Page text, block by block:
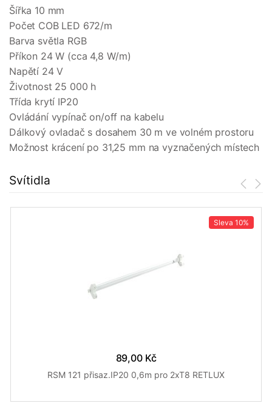
Šířka 10 mm
Počet COB LED 672/m
Barva světla RGB
Příkon 24 W (cca 4,8 W/m)
Napětí 24 V
Životnost 25 000 h
Třída krytí IP20
Ovládání vypínač on/off na kabelu
Dálkový ovladač s dosahem 30 m ve volném prostoru
Možnost krácení po 31,25 mm na vyznačených místech
Svítidla
Sleva 10%
89,00 Kč
RSM 121 přisaz.IP20 0,6m pro 2xT8 RETLUX